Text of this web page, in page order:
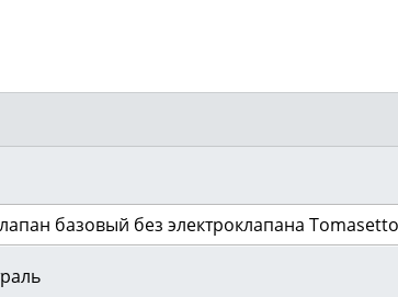
базовый без электроклапана Tomasetto